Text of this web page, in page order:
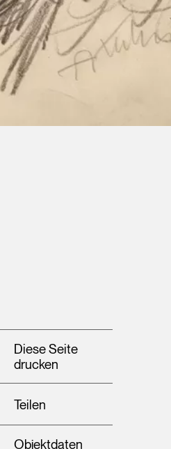
Diese Seite
drucken
Teilen
Objektdaten